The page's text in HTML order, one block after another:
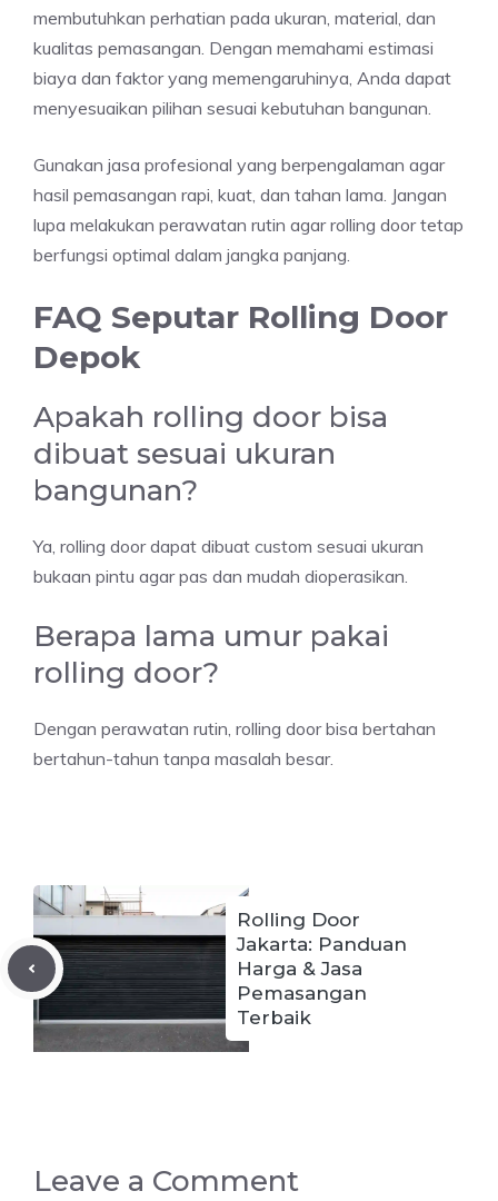
membutuhkan perhatian pada ukuran, material, dan
kualitas pemasangan. Dengan memahami estimasi
biaya dan faktor yang memengaruhinya, Anda dapat
menyesuaikan pilihan sesuai kebutuhan bangunan.
Gunakan jasa profesional yang berpengalaman agar
hasil pemasangan rapi, kuat, dan tahan lama. Jangan
lupa melakukan perawatan rutin agar rolling door tetap
berfungsi optimal dalam jangka panjang.
FAQ Seputar Rolling Door
Depok
Apakah rolling door bisa
dibuat sesuai ukuran
bangunan?
Ya, rolling door dapat dibuat custom sesuai ukuran
bukaan pintu agar pas dan mudah dioperasikan.
Berapa lama umur pakai
rolling door?
Dengan perawatan rutin, rolling door bisa bertahan
bertahun-tahun tanpa masalah besar.
Rolling Door
Jakarta: Panduan
Harga & Jasa
Pemasangan
Terbaik
Leave a Comment